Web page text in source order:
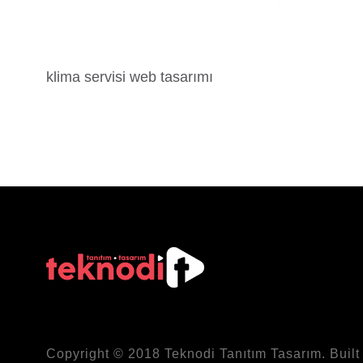
klima servisi web tasarımı
Copyright © 2018 Teknodi Tanıtım Tasarım. Built